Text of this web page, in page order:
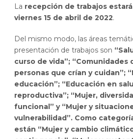
La recepción de trabajos
viernes 15 de abril de 2022.
Del mismo modo, las áreas
presentación de trabajos son
curso de vida”; “Comunidades
personas que crían y cuidan”;
educación”; “Educación en
reproductiva”; “Mujer,
funcional” y “Mujer y
vulnerabilidad”. Como
están “Mujer y cambio